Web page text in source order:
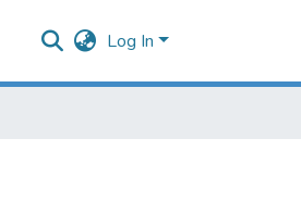
Log In